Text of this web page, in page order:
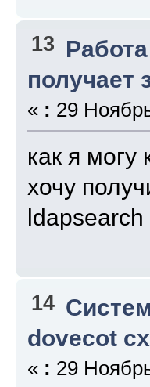
13
получает
« : 29
как я могу
хочу
ldapsearch
14
dovecot
« : 29